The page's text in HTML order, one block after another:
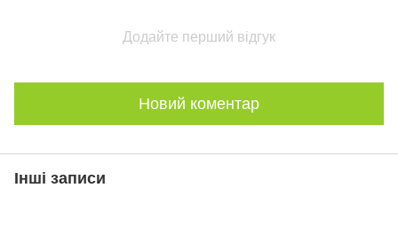
Додайте перший відгук
Новий коментар
Інші записи